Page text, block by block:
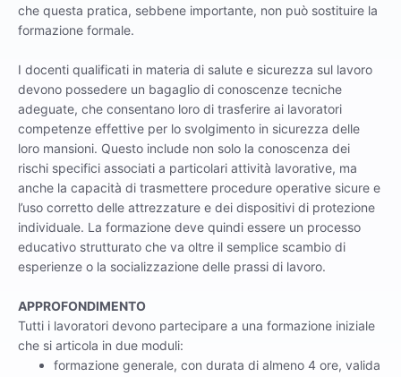
che questa pratica, sebbene importante, non può sostituire la
formazione formale.
I docenti qualificati in materia di salute e sicurezza sul lavoro
devono possedere un bagaglio di conoscenze tecniche
adeguate, che consentano loro di trasferire ai lavoratori
competenze effettive per lo svolgimento in sicurezza delle
loro mansioni. Questo include non solo la conoscenza dei
rischi specifici associati a particolari attività lavorative, ma
anche la capacità di trasmettere procedure operative sicure e
l’uso corretto delle attrezzature e dei dispositivi di protezione
individuale. La formazione deve quindi essere un processo
educativo strutturato che va oltre il semplice scambio di
esperienze o la socializzazione delle prassi di lavoro.
APPROFONDIMENTO
Tutti i lavoratori devono partecipare a una formazione iniziale
che si articola in due moduli:
formazione generale, con durata di almeno 4 ore, valida